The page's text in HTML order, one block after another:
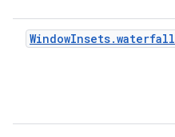
WindowInsets.waterfall